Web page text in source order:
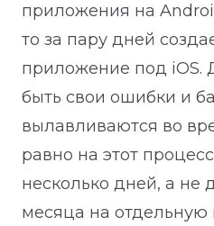
приложения на
то за пару дней
приложение под iOS.
быть свои ошибки и
вылавливаются во
равно на этот
несколько дней, а не
месяца на отдельную